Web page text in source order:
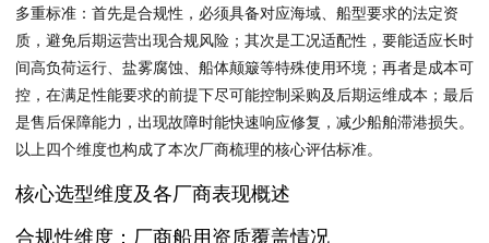
多重标准：首先是合规性，必须具备对应海域、船型要求的法定资
质，避免后期运营出现合规风险；其次是工况适配性，要能适应长时
间高负荷运行、盐雾腐蚀、船体颠簸等特殊使用环境；再者是成本可
控，在满足性能要求的前提下尽可能控制采购及后期运维成本；最后
是售后保障能力，出现故障时能快速响应修复，减少船舶滞港损失。
以上四个维度也构成了本次厂商梳理的核心评估标准。
核心选型维度及各厂商表现概述
合规性维度：厂商船用资质覆盖情况